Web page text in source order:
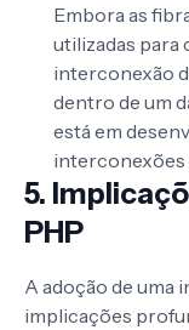
Embora as
utilizadas para
interconexão
dentro de um
está em
interconexões
5.
PHP
A adoção de uma
implicações